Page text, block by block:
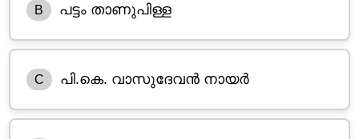
B പട്ടം താണുപിള്ള
C പി.കെ. വാസുദേവൻ നായർ